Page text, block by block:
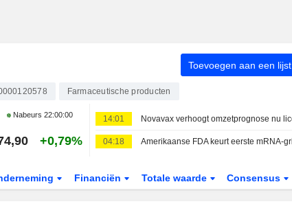
Toevoegen aan een lijst
Farmaceutische producten
Nabeurs 22:00:00
+0,79%
14:01
04:18
Financiën Totale waarde Consensus